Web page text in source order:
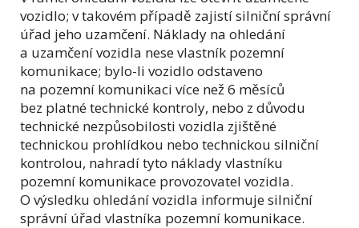
vozidlo; v takovém případě zajistí silniční správní
úřad jeho uzamčení. Náklady na ohledání
a uzamčení vozidla nese vlastník pozemní
komunikace; bylo-li vozidlo odstaveno
na pozemní komunikaci více než 6 měsíců
bez platné technické kontroly, nebo z důvodu
technické nezpůsobilosti vozidla zjištěné
technickou prohlídkou nebo technickou silniční
kontrolou, nahradí tyto náklady vlastníku
pozemní komunikace provozovatel vozidla.
O výsledku ohledání vozidla informuje silniční
správní úřad vlastníka pozemní komunikace.